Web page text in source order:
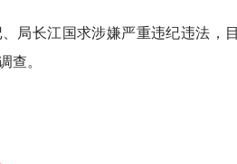
局长江国求涉嫌严重违纪违法，目
查。